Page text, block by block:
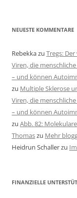
NEUESTE KOMMENTARE
Rebekkazu Tregs:
Viren, die
– und können
zu Multiple Sklerose
Viren, die
– und können
zu Abb. 82:
Thomaszu Mehr
Heidrun Schallerzu
FINANZIELLE